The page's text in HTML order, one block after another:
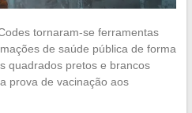
tornaram-se ferramentas
de saúde pública de forma
quadrados pretos e brancos
prova de vacinação aos